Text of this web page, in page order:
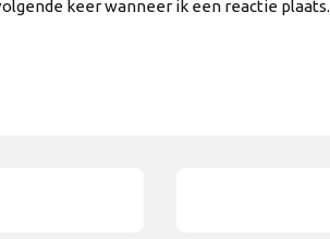
keer wanneer ik een reactie plaats.